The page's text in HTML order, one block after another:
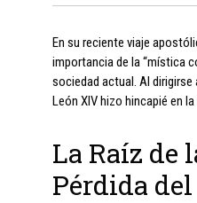
En su reciente viaje
importancia de la “mística
sociedad actual. Al
León XIV hizo hincapié en
La Raíz de
Pérdida